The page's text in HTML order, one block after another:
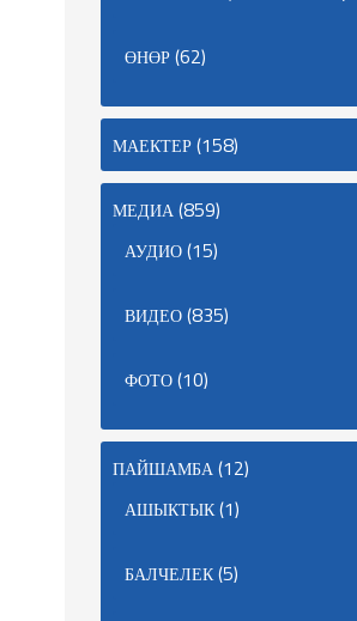
ӨНӨР(62)
МАЕКТЕР(158)
МЕДИА(859)
АУДИО(15)
ВИДЕО(835)
ФОТО(10)
ПАЙШАМБА(12)
АШЫКТЫК(1)
БАЛЧЕЛЕК(5)